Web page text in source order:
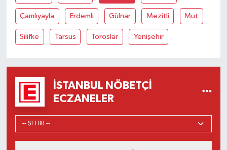
Çamlıyayla Erdemli Gülnar Mezitli Mut
Silifke Tarsus Toroslar Yenişehir
İSTANBUL NÖBETÇI
ECZANELER